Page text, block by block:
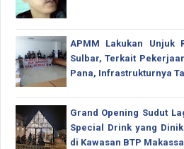
APMM Lakukan Unjuk
Sulbar, Terkait
Pana, Infrastrukturnya
Grand Opening Sudut
Special Drink yang
di Kawasan BTP